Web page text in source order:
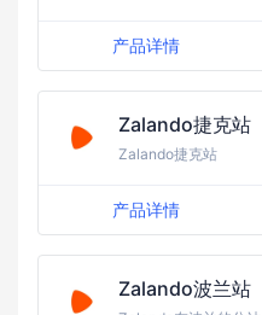
产品详情
Zalando捷克站
Zalando捷克站
产品详情
Zalando波兰站